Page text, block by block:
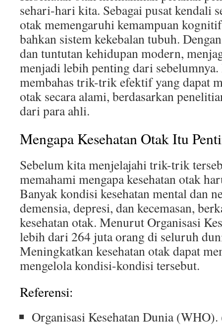
sehari-hari kita. Sebagai pusat kendali
otak memengaruhi kemampuan
bahkan sistem kekebalan tubuh.
dan tuntutan kehidupan modern,
menjadi lebih penting dari
membahas trik-trik efektif yang dapat
otak secara alami, berdasarkan
dari para ahli.
Mengapa Kesehatan Otak Itu
Sebelum kita menjelajahi trik-trik
memahami mengapa kesehatan otak
Banyak kondisi kesehatan mental dan
demensia, depresi, dan kecemasan,
kesehatan otak. Menurut Organisasi
lebih dari 264 juta orang di seluruh
Meningkatkan kesehatan otak dapat
mengelola kondisi-kondisi tersebut.
Referensi:
Organisasi Kesehatan Dunia